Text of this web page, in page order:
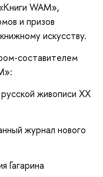
WAM»,
и призов
искусству.
составителем
живописи ХХ
журнал нового